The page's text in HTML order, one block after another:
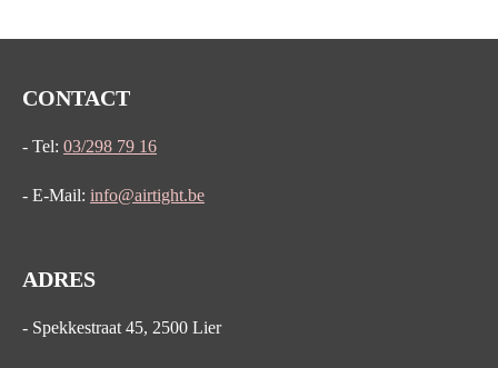
CONTACT
- Tel: 03/298 79 16
- E-Mail: info@airtight.be
ADRES
- Spekkestraat 45, 2500 Lier